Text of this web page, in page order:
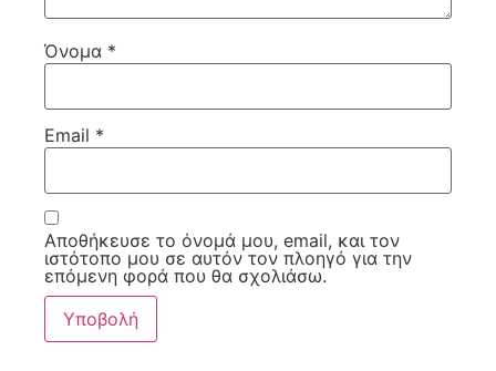
Όνομα *
Email *
Αποθήκευσε το όνομά μου, email, και τον
ιστότοπο μου σε αυτόν τον πλοηγό για την
επόμενη φορά που θα σχολιάσω.